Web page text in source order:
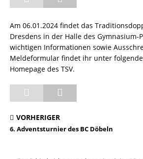
Am 06.01.2024 findet das
Dresdens in der Halle des Gymnasium-
wichtigen Informationen sowie
Meldeformular findet ihr unter
Homepage des TSV.
VORHERIGER
6. Adventsturnier des BC Döbeln